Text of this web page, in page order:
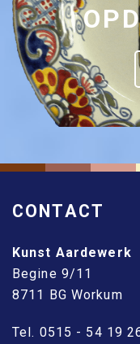
CONTACT
Kunst Aardewerk
Begine 9/11
8711 BG Workum
Tel. 0515 - 54 19